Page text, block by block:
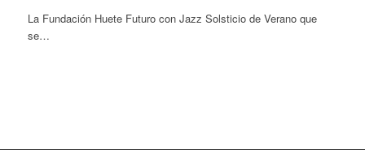
La Fundación Huete Futuro con Jazz Solsticio de Verano que
se…